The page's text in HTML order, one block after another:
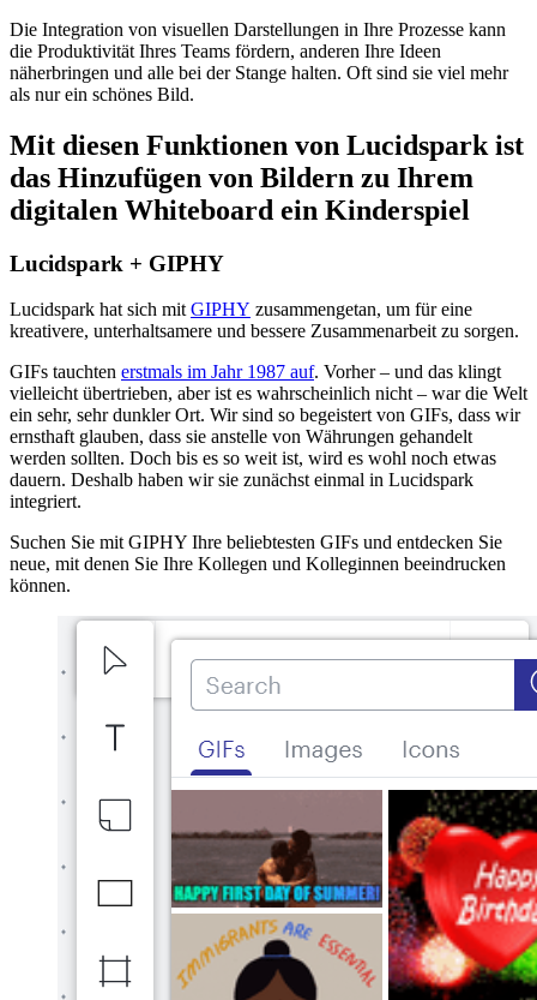
Die Integration von visuellen Darstellungen in Ihre Prozesse kann
die Produktivität Ihres Teams fördern, anderen Ihre Ideen
näherbringen und alle bei der Stange halten. Oft sind sie viel mehr
als nur ein schönes Bild.
Mit diesen Funktionen von Lucidspark ist
das Hinzufügen von Bildern zu Ihrem
digitalen Whiteboard ein Kinderspiel
Lucidspark + GIPHY
Lucidspark hat sich mit GIPHY zusammengetan, um für eine
kreativere, unterhaltsamere und bessere Zusammenarbeit zu sorgen.
GIFs tauchten erstmals im Jahr 1987 auf. Vorher – und das klingt
vielleicht übertrieben, aber ist es wahrscheinlich nicht – war die Welt
ein sehr, sehr dunkler Ort. Wir sind so begeistert von GIFs, dass wir
ernsthaft glauben, dass sie anstelle von Währungen gehandelt
werden sollten. Doch bis es so weit ist, wird es wohl noch etwas
dauern. Deshalb haben wir sie zunächst einmal in Lucidspark
integriert.
Suchen Sie mit GIPHY Ihre beliebtesten GIFs und entdecken Sie
neue, mit denen Sie Ihre Kollegen und Kolleginnen beeindrucken
können.